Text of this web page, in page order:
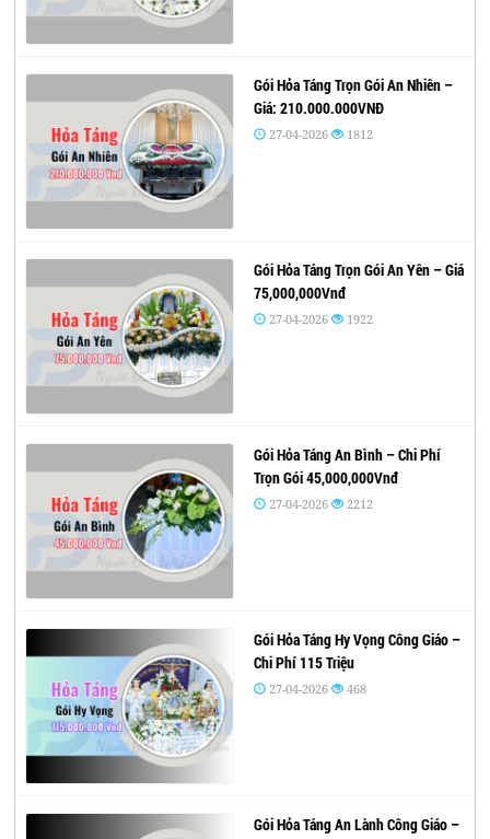
Gói Hỏa Táng Trọn Gói An Nhiên –
Giá: 210.000.000VNĐ
27-04-2026 1812
Gói Hỏa Táng Trọn Gói An Yên – Giá
75,000,000Vnđ
27-04-2026 1922
Gói Hỏa Táng An Bình – Chi Phí
Trọn Gói 45,000,000Vnđ
27-04-2026 2212
Gói Hỏa Táng Hy Vọng Công Giáo –
Chi Phí 115 Triệu
27-04-2026 468
Gói Hỏa Táng An Lành Công Giáo –